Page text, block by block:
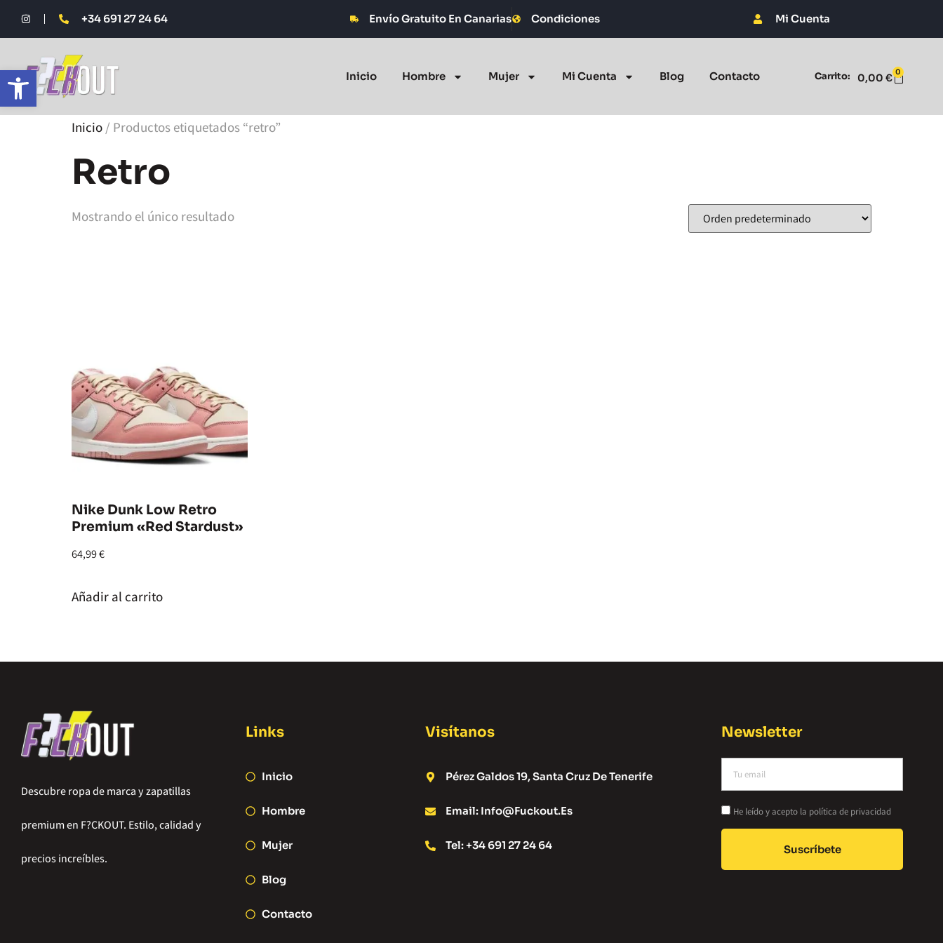
Abrir barra de herramientas
+34 691 27 24 64 Envío Gratuito En Canarias Condiciones Mi Cuenta
Inicio Hombre Mujer Mi Cuenta Blog Contacto Carrito: 0,00 € 0
Inicio / Productos etiquetados “retro”
Retro
Mostrando el único resultado
Nike Dunk Low Retro
Premium «Red Stardust»
64,99€
Añadir al carrito
Descubre ropa de marca y zapatillas
premium en F?CKOUT. Estilo, calidad y
precios increíbles.
Links
Inicio
Hombre
Mujer
Blog
Contacto
Visítanos
Pérez Galdos 19, Santa Cruz De Tenerife
Email: Info@fuckout.es
Tel: +34 691 27 24 64
Newsletter
He leído y acepto la política de privacidad
Suscríbete